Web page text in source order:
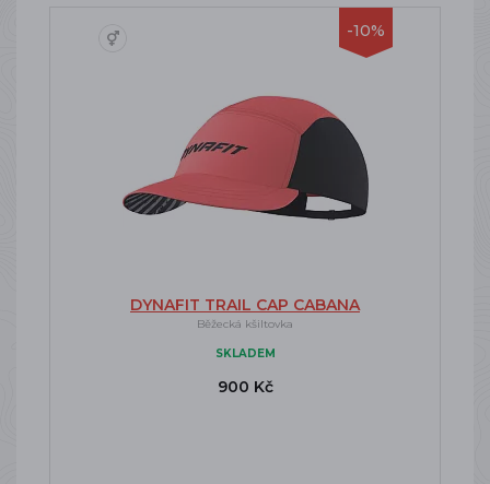
-10%
DYNAFIT TRAIL CAP CABANA
Běžecká kšiltovka
SKLADEM
900 Kč